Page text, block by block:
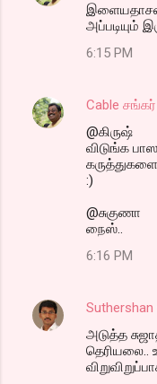
அப்படியும்
6:15 PM
Cable சங்கர்
@கிருஷ்
விடுங்க
:)
@சுகுணா
நைஸ்..
6:16 PM
Suthershan
அடுத்த
தெரியலை..